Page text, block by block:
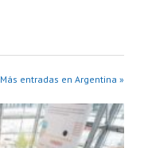
Más entradas en Argentina »